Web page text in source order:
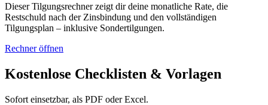
Dieser Tilgungsrechner zeigt dir deine monatliche Rate, die
Restschuld nach der Zinsbindung und den vollständigen
Tilgungsplan – inklusive Sondertilgungen.
Rechner öffnen
Kostenlose Checklisten & Vorlagen
Sofort einsetzbar, als PDF oder Excel.